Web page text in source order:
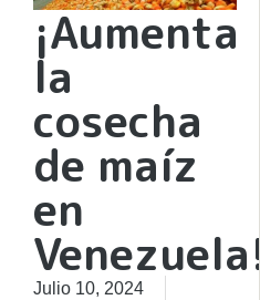
¡Aumenta
la
cosecha
de maíz
en
Venezuela!
Julio 10, 2024